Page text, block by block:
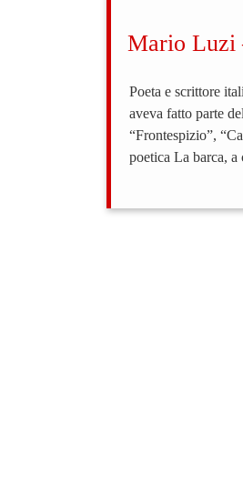
Mario Luzi
Poeta e scrittore
aveva fatto parte
“Frontespizio”,
poetica La barca,